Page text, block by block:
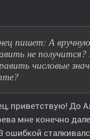
пишет: А вручную
не
числовые
приветствую! До
мне конечно
ошибкой